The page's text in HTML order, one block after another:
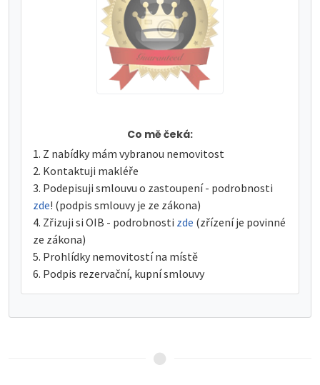
Co mě čeká:
Z nabídky mám vybranou nemovitost
Kontaktuji makléře
Podepisuji smlouvu o zastoupení - podrobnosti
zde! (podpis smlouvy je ze zákona)
Zřizuji si OIB - podrobnosti zde (zřízení je povinné
ze zákona)
Prohlídky nemovitostí na místě
Podpis rezervační, kupní smlouvy